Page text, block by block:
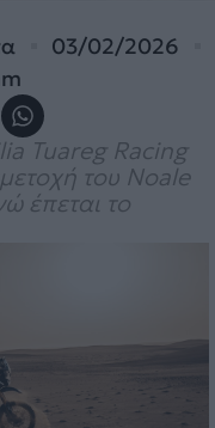
03/02/2026
Tuareg Racing
του Noale
έπεται το